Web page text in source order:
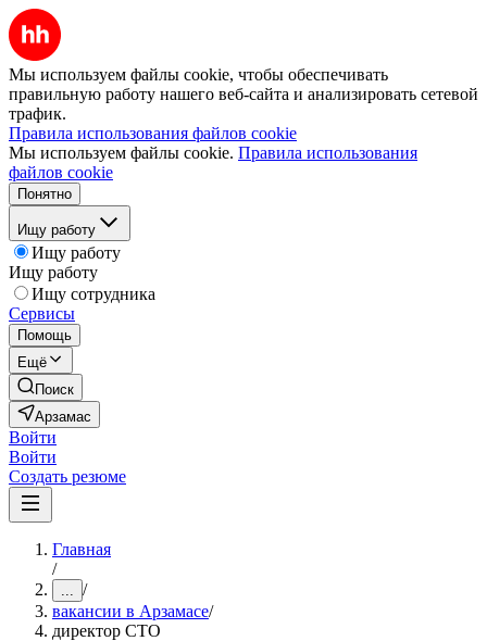
Мы используем файлы cookie, чтобы обеспечивать
правильную работу нашего веб-сайта и анализировать сетевой
трафик.
Правила использования файлов cookie
Мы используем файлы cookie. Правила использования
файлов cookie
Понятно
Ищу работу
Ищу работу
Ищу работу
Ищу сотрудника
Сервисы
Помощь
Ещё
Поиск
Арзамас
Войти
Войти
Создать резюме
Главная
/
... /
вакансии в Арзамасе/
директор СТО